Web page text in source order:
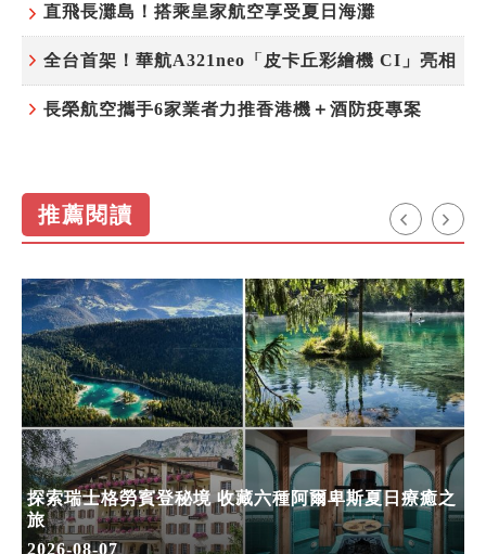
直飛長灘島！搭乘皇家航空享受夏日海灘
全台首架！華航A321neo「皮卡丘彩繪機 CI」亮相
長榮航空攜手6家業者力推香港機＋酒防疫專案
推薦閱讀
探索瑞士格勞賓登秘境 收藏六種阿爾卑斯夏日療癒之
旅
2026-08-07